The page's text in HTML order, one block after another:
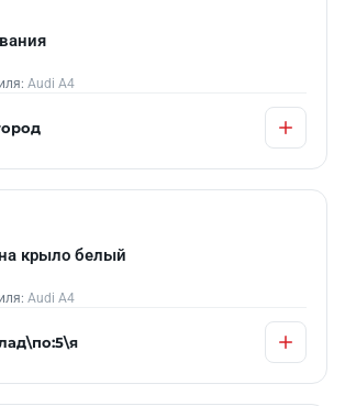
Audi A4
крыло белый
Audi A4